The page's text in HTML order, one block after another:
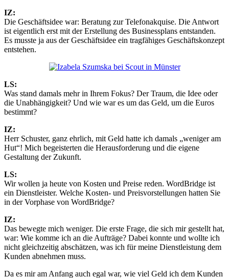
IZ:
Die Geschäftsidee war: Beratung zur Telefonakquise. Die Antwort
ist eigentlich erst mit der Erstellung des Businessplans entstanden.
Es musste ja aus der Geschäftsidee ein tragfähiges Geschäftskonzept
entstehen.
LS:
Was stand damals mehr in Ihrem Fokus? Der Traum, die Idee oder
die Unabhängigkeit? Und wie war es um das Geld, um die Euros
bestimmt?
IZ:
Herr Schuster, ganz ehrlich, mit Geld hatte ich damals „weniger am
Hut“! Mich begeisterten die Herausforderung und die eigene
Gestaltung der Zukunft.
LS:
Wir wollen ja heute von Kosten und Preise reden. WordBridge ist
ein Dienstleister. Welche Kosten- und Preisvorstellungen hatten Sie
in der Vorphase von WordBridge?
IZ:
Das bewegte mich weniger. Die erste Frage, die sich mir gestellt hat,
war: Wie komme ich an die Aufträge? Dabei konnte und wollte ich
nicht gleichzeitig abschätzen, was ich für meine Dienstleistung dem
Kunden abnehmen muss.
Da es mir am Anfang auch egal war, wie viel Geld ich dem Kunden